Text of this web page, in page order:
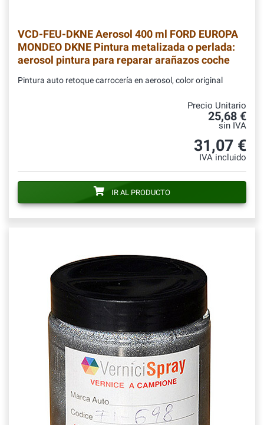
VCD-FEU-DKNEAerosol 400 ml FORD EUROPA
MONDEO DKNE Pintura metalizada o perlada:
aerosol pintura para reparar arañazos coche
Pintura auto retoque carrocería en aerosol, color original
Precio Unitario
25,68 €
sin IVA
31,07 €
IVA incluido
IR AL PRODUCTO